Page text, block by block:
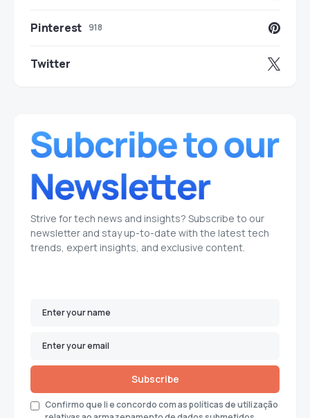
Pinterest 918
Twitter
Strive for tech news and insights? Subscribe to our
newsletter and stay up-to-date with the latest tech
trends, expert insights, and exclusive content.
Subscribe
Confirmo que li e concordo com as políticas de utilização